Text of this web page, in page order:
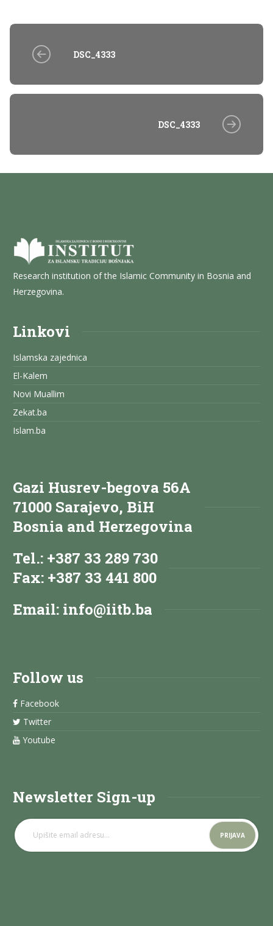
DSC_4333
DSC_4333
Research institution of the Islamic Community in Bosnia and
Herzegovina.
Linkovi
Islamska zajednica
El-Kalem
Novi Muallim
Zekat.ba
Islam.ba
Gazi Husrev-begova 56A
71000 Sarajevo, BiH
Bosnia and Herzegovina
Tel.: +387 33 289 730
Fax: +387 33 441 800
Email: info@iitb.ba
Follow us
Facebook
Twitter
Youtube
Newsletter Sign-up